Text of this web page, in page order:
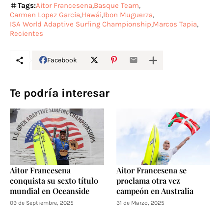
Tags:Aitor Francesena Basque Team
Carmen Lopez Garcia Hawái Ibon Muguerza
ISA World Adaptive Surfing Championship Marcos Tapia
Recientes
Facebook
Te podría interesar
Aitor Francesena
conquista su sexto título
mundial en Oceanside
09 de Septiembre, 2025
Aitor Francesena se
proclama otra vez
campeón en Australia
31 de Marzo, 2025